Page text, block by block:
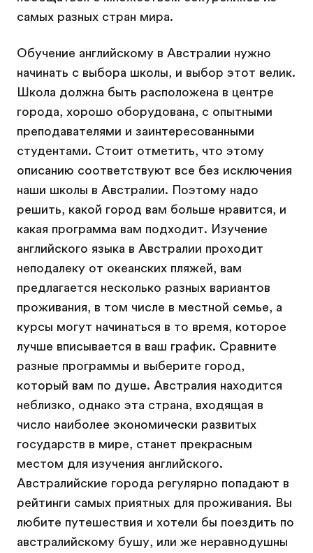
самых разных стран мира.
Обучение английскому в Австралии нужно
начинать с выбора школы, и выбор этот велик.
Школа должна быть расположена в центре
города, хорошо оборудована, с опытными
преподавателями и заинтересованными
студентами. Стоит отметить, что этому
описанию соответствуют все без исключения
наши школы в Австралии. Поэтому надо
решить, какой город вам больше нравится, и
какая программа вам подходит. Изучение
английского языка в Австралии проходит
неподалеку от океанских пляжей, вам
предлагается несколько разных вариантов
проживания, в том числе в местной семье, а
курсы могут начинаться в то время, которое
лучше вписывается в ваш график. Сравните
разные программы и выберите город,
который вам по душе. Австралия находится
неблизко, однако эта страна, входящая в
число наиболее экономически развитых
государств в мире, станет прекрасным
местом для изучения английского.
Австралийские города регулярно попадают в
рейтинги самых приятных для проживания. Вы
любите путешествия и хотели бы поездить по
австралийскому бушу, или же неравнодушны